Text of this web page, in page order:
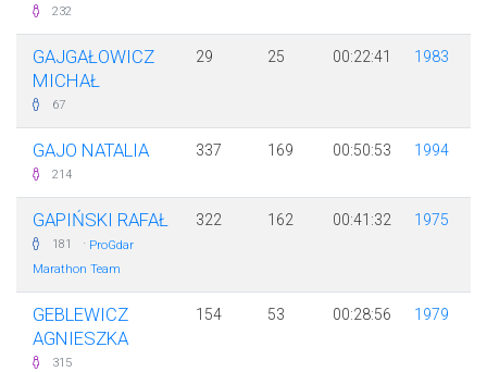
232
GAJGAŁOWICZ
MICHAŁ
67
29 25 00:22:41 1983
GAJO NATALIA
214
337 169 00:50:53 1994
GAPIŃSKI RAFAŁ
181 · ProGdar
Marathon Team
322 162 00:41:32 1975
GEBLEWICZ
AGNIESZKA
315
154 53 00:28:56 1979